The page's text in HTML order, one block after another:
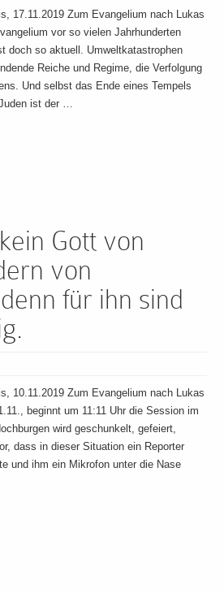
17.11.2019 Zum Evangelium nach Lukas
vor so vielen Jahrhunderten
doch so aktuell. Umweltkatastrophen
Reiche und Regime, die Verfolgung
Und selbst das Ende eines Tempels
ist der …
Gott von
von
für ihn sind
10.11.2019 Zum Evangelium nach Lukas
beginnt um 11:11 Uhr die Session im
wird geschunkelt, gefeiert,
dass in dieser Situation ein Reporter
und ihm ein Mikrofon unter die Nase